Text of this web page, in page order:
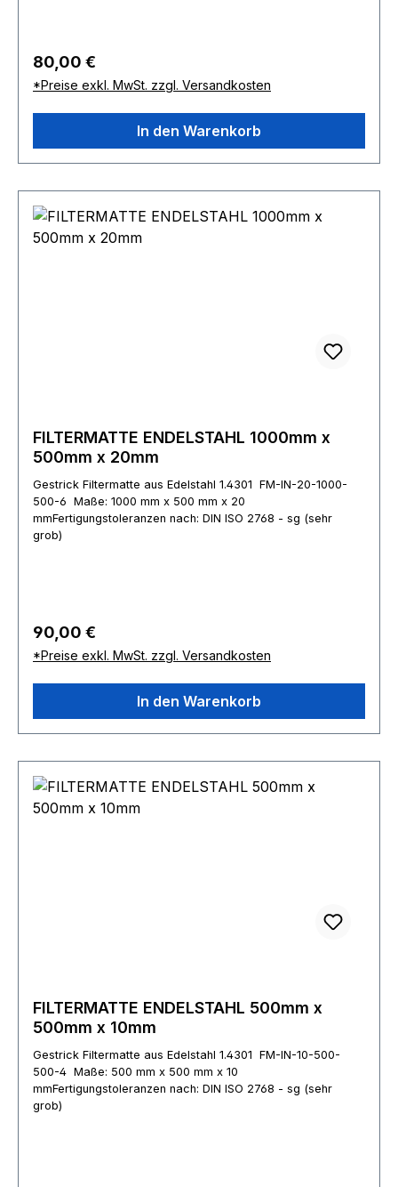
Regulärer Preis:
80,00 €
*Preise exkl. MwSt. zzgl. Versandkosten
In den Warenkorb
FILTERMATTE ENDELSTAHL 1000mm x
500mm x 20mm
Gestrick Filtermatte aus Edelstahl 1.4301 FM-IN-20-1000-
500-6 Maße: 1000 mm x 500 mm x 20
mmFertigungstoleranzen nach: DIN ISO 2768 - sg (sehr
grob)
Regulärer Preis:
90,00 €
*Preise exkl. MwSt. zzgl. Versandkosten
In den Warenkorb
FILTERMATTE ENDELSTAHL 500mm x
500mm x 10mm
Gestrick Filtermatte aus Edelstahl 1.4301 FM-IN-10-500-
500-4 Maße: 500 mm x 500 mm x 10
mmFertigungstoleranzen nach: DIN ISO 2768 - sg (sehr
grob)